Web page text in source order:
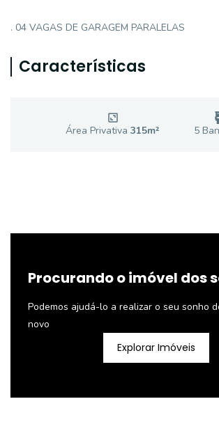
. 04 VAGAS DE GARAGEM PARALELAS
Características
Área Privativa 315m² 5
Procurando o imóvel dos
Podemos ajudá-lo a realizar o seu sonho
novo
Explorar Imóveis